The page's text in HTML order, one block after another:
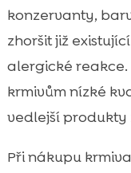
konzervanty,
zhoršit již
alergické reakce.
krmivům nízké
vedlejší produkty
Při nákupu